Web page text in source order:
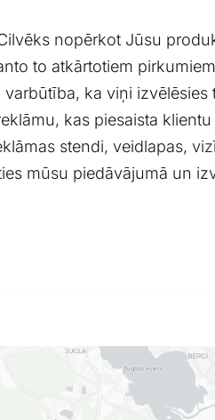
nopērkot Jūsu
to atkārtotiem
ka viņi izvēlēsies
kas piesaista
stendi, veidlapas,
mūsu piedāvājumā un